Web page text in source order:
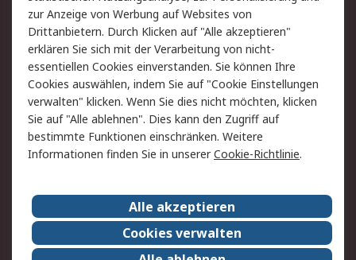
Rechtliches
AGB
Datenschutz
Cookie-Richtlinie
Zahlungsbedingungen
Copyright/Impressum
Über RS
Karriere bei RS
Nachhaltigkeit
Qualität/Umwelt/ZertifikatePresse-Center
Event-Center
zur Anzeige von Werbung auf Websites von
Drittanbietern. Durch Klicken auf "Alle akzeptieren"
erklären Sie sich mit der Verarbeitung von nicht-
essentiellen Cookies einverstanden. Sie können Ihre
Cookies auswählen, indem Sie auf "Cookie Einstellungen
verwalten" klicken. Wenn Sie dies nicht möchten, klicken
Sie auf "Alle ablehnen". Dies kann den Zugriff auf
bestimmte Funktionen einschränken. Weitere
Informationen finden Sie in unsererCookie-Richtlinie.
Alle akzeptieren
Cookies verwalten